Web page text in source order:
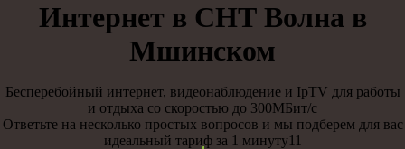
Интернет в СНТ Волна в
Мшинском
Бесперебойный интернет, видеонаблюдение и IpTV для работы
и отдыха со скоростью до 300МБит/с
Ответьте на несколько простых вопросов и мы подберем для вас
идеальный тариф за 1 минуту11